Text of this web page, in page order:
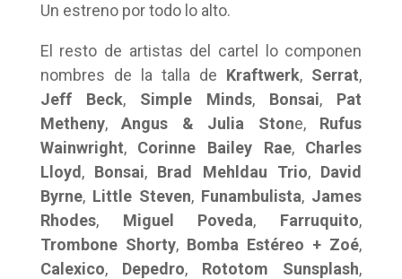
Un estreno por todo lo alto.
El resto de artistas del cartel lo componen
nombres de la talla de Kraftwerk, Serrat,
Jeff Beck, Simple Minds, Bonsai, Pat
Metheny,Angus & Julia Stone, Rufus
Wainwright, Corinne Bailey Rae, Charles
Lloyd , Bonsai, Brad Mehldau Trio, David
Byrne, Little Steven, Funambulista, James
Rhodes, Miguel Poveda, Farruquito,
Trombone Shorty, Bomba Estéreo + Zoé,
Calexico, Depedro, Rototom Sunsplash,